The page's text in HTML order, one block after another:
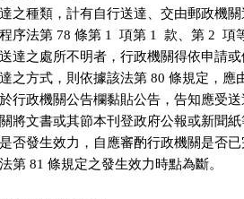
之種類，計有自行送達、交由郵政機
序法第 78 條第 1  項第 1  款、第 2  項
達之處所不明者，行政機關得依申請
之方式，則依據該法第 80 條規定，應
行政機關公告欄黏貼公告，告知應受
將文書或其節本刊登政府公報或新聞
否發生效力，自應審酌行政機關是否
第 81 條規定之發生效力時點為斷。